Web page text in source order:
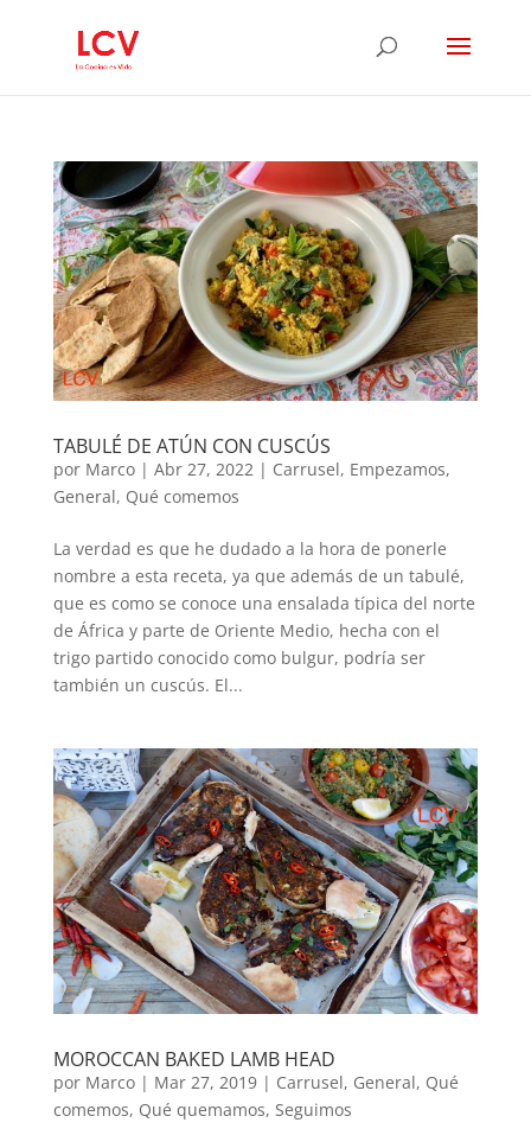
TABULÉ DE ATÚN CON CUSCÚS
por Marco| Abr 27, 2022 | Carrusel, Empezamos,
General, Qué comemos
La verdad es que he dudado a la hora de ponerle
nombre a esta receta, ya que además de un tabulé,
que es como se conoce una ensalada típica del norte
de África y parte de Oriente Medio, hecha con el
trigo partido conocido como bulgur, podría ser
también un cuscús. El...
MOROCCAN BAKED LAMB HEAD
por Marco| Mar 27, 2019| Carrusel, General, Qué
comemos, Qué quemamos, Seguimos